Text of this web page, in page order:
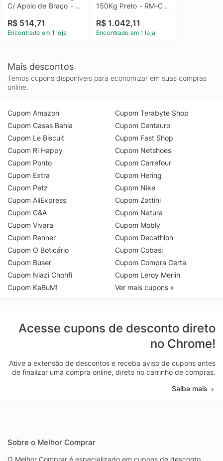
C/ Apoio de Braço -
R$ 514,71
Encontrado em 1 loja
150Kg Preto - RM-CG-
R$ 1.042,11
Encontrado em 1 loja
Mais descontos
Temos cupons disponíveis para economizar em suas compras
online.
Cupom Amazon
Cupom Casas Bahia
Cupom Le Biscuit
Cupom Ri Happy
Cupom Ponto
Cupom Extra
Cupom Petz
Cupom AliExpress
Cupom C&A
Cupom Vivara
Cupom Renner
Cupom O Boticário
Cupom Buser
Cupom Niazi Chohfi
Cupom KaBuM!
Cupom Terabyte Shop
Cupom Centauro
Cupom Fast Shop
Cupom Netshoes
Cupom Carrefour
Cupom Hering
Cupom Nike
Cupom Zattini
Cupom Natura
Cupom Mobly
Cupom Decathlon
Cupom Cobasi
Cupom Compra Certa
Cupom Leroy Merlin
Ver mais cupons »
Acesse cupons de desconto direto
no Chrome!
Ative a extensão de descontos e receba aviso de cupons antes
de finalizar uma compra online, direto no carrinho de compras.
Saiba mais
Sobre o Melhor Comprar
O Melhor Comprar é especializado em cupons de desconto,